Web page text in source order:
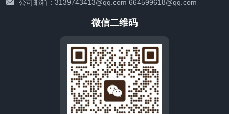
公司邮箱：3139743413@qq.com 664599618@qq.com
微信二维码